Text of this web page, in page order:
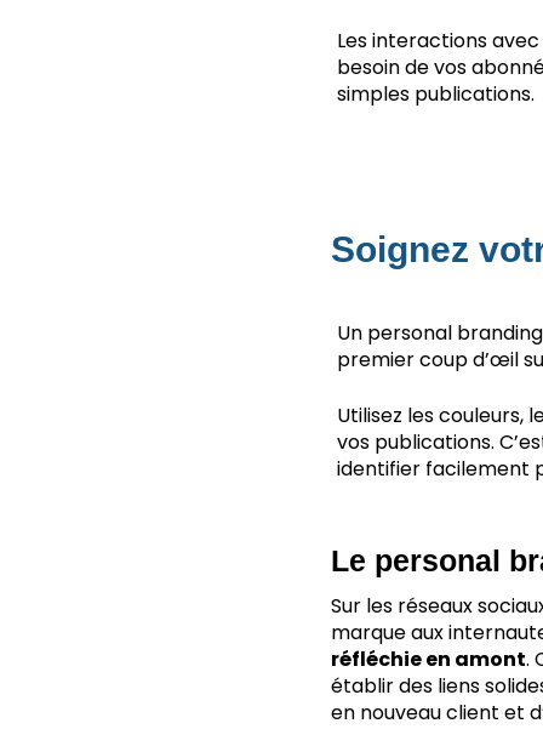
Les interactions
besoin de vos
simples publications.
Soignez
Un personal
premier coup d’œil
Utilisez les
vos publications.
identifier facilement
Le personal
Sur les réseaux
marque aux
réfléchie en amont.
établir des liens
en nouveau client et